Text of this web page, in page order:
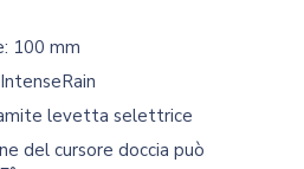
100 mm
levetta selettrice
del cursore doccia può